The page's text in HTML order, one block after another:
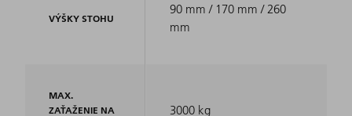
VÝŠKY STOHU
MAX.
ZAŤAŽENIE NA
90 mm / 170 mm / 260
mm
3000 kg